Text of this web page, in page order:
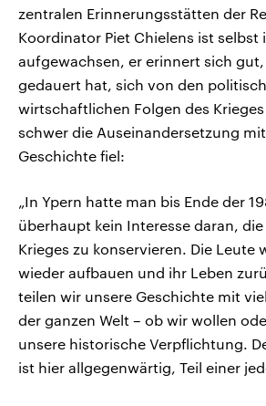
zentralen Erinnerungsstätten der
Koordinator Piet Chielens ist selbst
aufgewachsen, er erinnert sich gut,
gedauert hat, sich von den
wirtschaftlichen Folgen des
schwer die Auseinandersetzung
Geschichte fiel:
„In Ypern hatte man bis Ende der
überhaupt kein Interesse daran, die
Krieges zu konservieren. Die Leute
wieder aufbauen und ihr Leben
teilen wir unsere Geschichte mit
der ganzen Welt – ob wir wollen
unsere historische Verpflichtung.
ist hier allgegenwärtig, Teil einer